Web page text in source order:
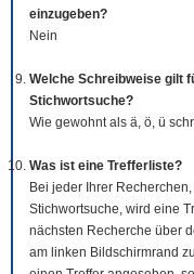
einzugeben?
Nein
Welche Schreibweise gilt
Stichwortsuche?
Wie gewohnt als ä, ö, ü
Was ist eine Trefferliste?
Bei jeder Ihrer
Stichwortsuche, wird eine
nächsten Recherche über
am linken Bildschirmrand